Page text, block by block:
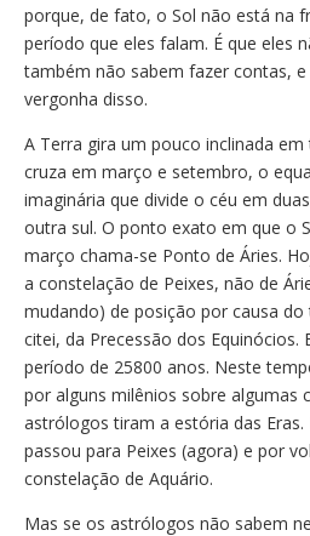
porque, de fato, o Sol não está na
período que eles falam. É que eles
também não sabem fazer contas,
vergonha disso.
A Terra gira um pouco inclinada
cruza em março e setembro, o
imaginária que divide o céu em
outra sul. O ponto exato em que o
março chama-se Ponto de Áries.
a constelação de Peixes, não de
mudando) de posição por causa
citei, da Precessão dos
período de 25800 anos. Neste
por alguns milênios sobre algumas
astrólogos tiram a estória das
passou para Peixes (agora) e por
constelação de Aquário.
Mas se os astrólogos não sabem